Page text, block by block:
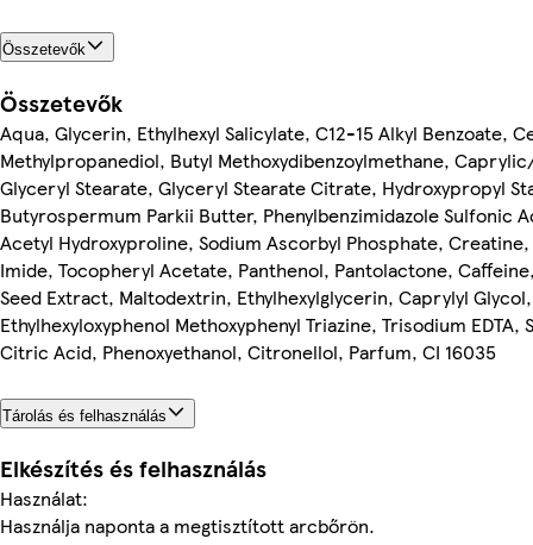
Összetevők
Összetevők
Aqua, Glycerin, Ethylhexyl Salicylate, C12-15 Alkyl Benzoate,
Methylpropanediol, Butyl Methoxydibenzoylmethane,
Glyceryl Stearate, Glyceryl Stearate Citrate, Hydroxypropyl
Butyrospermum Parkii Butter, Phenylbenzimidazole Sulfonic
Acetyl Hydroxyproline, Sodium Ascorbyl Phosphate,
Imide, Tocopheryl Acetate, Panthenol, Pantolactone,
Seed Extract, Maltodextrin, Ethylhexylglycerin, Caprylyl
Ethylhexyloxyphenol Methoxyphenyl Triazine, Trisodium EDTA,
Citric Acid, Phenoxyethanol, Citronellol, Parfum, CI 16035
Tárolás és felhasználás
Elkészítés és felhasználás
Használat:
Használja naponta a megtisztított arcbőrön.